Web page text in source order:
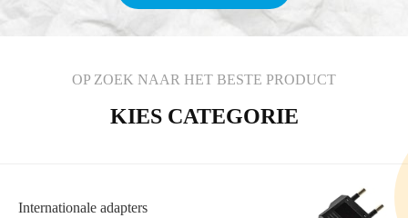
OP ZOEK NAAR HET BESTE PRODUCT
KIES CATEGORIE
Internationale adapters